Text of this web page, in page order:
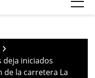
deja iniciados
la carretera La